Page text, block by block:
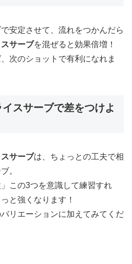
安定させて、流れをつかんだら
サーブを混ぜると効果倍増！
次のショットで有利になれま
スサーブで差をつけよ
サーブは、ちょっとの工夫で相
。
」この3つを意識して練習すれ
と強くなります！
リエーションに加えてみてくだ